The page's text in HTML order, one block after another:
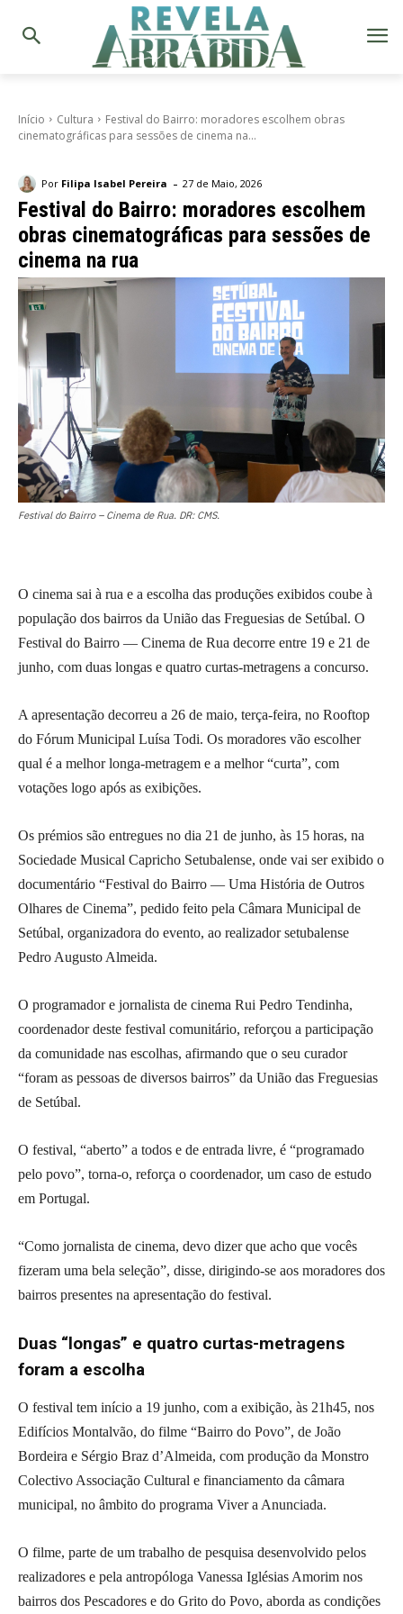
Início Cultura
Festival do Bairro: moradores escolhem obras
cinematográficas para sessões de cinema na...
Por Filipa Isabel Pereira - 27 de Maio, 2026
Festival do Bairro: moradores escolhem
obras cinematográficas para sessões de
cinema na rua
Festival do Bairro – Cinema de Rua. DR: CMS.
O cinema sai à rua e a escolha das produções exibidos coube à
população dos bairros da União das Freguesias de Setúbal. O
Festival do Bairro — Cinema de Rua decorre entre 19 e 21 de
junho, com duas longas e quatro curtas-metragens a concurso.
A apresentação decorreu a 26 de maio, terça-feira, no Rooftop
do Fórum Municipal Luísa Todi. Os moradores vão escolher
qual é a melhor longa-metragem e a melhor “curta”, com
votações logo após as exibições.
Os prémios são entregues no dia 21 de junho, às 15 horas, na
Sociedade Musical Capricho Setubalense, onde vai ser exibido o
documentário “Festival do Bairro — Uma História de Outros
Olhares de Cinema”, pedido feito pela Câmara Municipal de
Setúbal, organizadora do evento, ao realizador setubalense
Pedro Augusto Almeida.
O programador e jornalista de cinema Rui Pedro Tendinha,
coordenador deste festival comunitário, reforçou a participação
da comunidade nas escolhas, afirmando que o seu curador
“foram as pessoas de diversos bairros” da União das Freguesias
de Setúbal.
O festival, “aberto” a todos e de entrada livre, é “programado
pelo povo”, torna-o, reforça o coordenador, um caso de estudo
em Portugal.
“Como jornalista de cinema, devo dizer que acho que vocês
fizeram uma bela seleção”, disse, dirigindo-se aos moradores dos
bairros presentes na apresentação do festival.
Duas “longas” e quatro curtas-metragens
foram a escolha
O festival tem início a 19 junho, com a exibição, às 21h45, nos
Edifícios Montalvão, do filme “Bairro do Povo”, de João
Bordeira e Sérgio Braz d’Almeida, com produção da Monstro
Colectivo Associação Cultural e financiamento da câmara
municipal, no âmbito do programa Viver a Anunciada.
O filme, parte de um trabalho de pesquisa desenvolvido pelos
realizadores e pela antropóloga Vanessa Iglésias Amorim nos
bairros dos Pescadores e do Grito do Povo, aborda as condições